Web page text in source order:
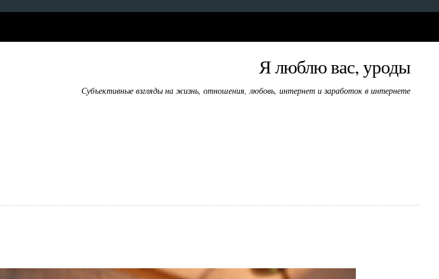
Я люблю вас, уроды
Субъективные взгляды на жизнь, отношения, любовь, интернет и заработок в интернете